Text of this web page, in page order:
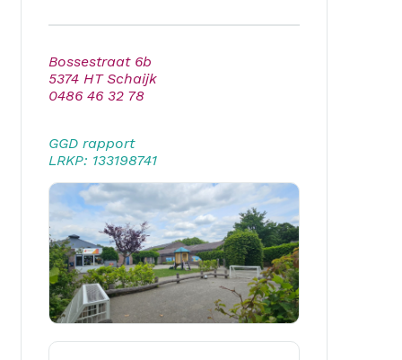
Bossestraat 6b
5374 HT Schaijk
0486 46 32 78
GGD rapport
LRKP: 133198741